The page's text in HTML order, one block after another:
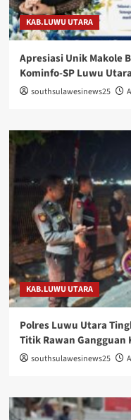
KAB.LUWU UTARA
Apresiasi Unik Makole
Kominfo-SP Luwu Utara
southsulawesinews25
KAB.LUWU UTARA
Polres Luwu Utara
Titik Rawan Gangguan
southsulawesinews25